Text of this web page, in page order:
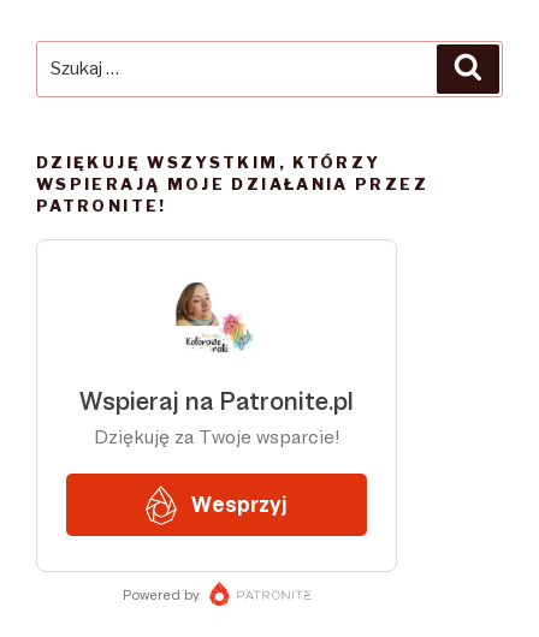
DZIĘKUJĘ WSZYSTKIM, KTÓRZY
WSPIERAJĄ MOJE DZIAŁANIA PRZEZ
PATRONITE!